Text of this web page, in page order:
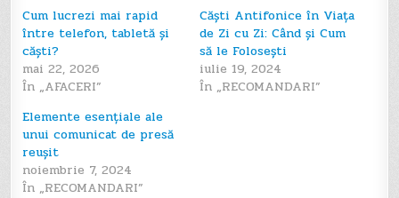
Cum lucrezi mai rapid
între telefon, tabletă și
căști?
mai 22, 2026
În „AFACERI”
Căști Antifonice în Viața
de Zi cu Zi: Când și Cum
să le Folosești
iulie 19, 2024
În „RECOMANDARI”
Elemente esențiale ale
unui comunicat de presă
reușit
noiembrie 7, 2024
În „RECOMANDARI”